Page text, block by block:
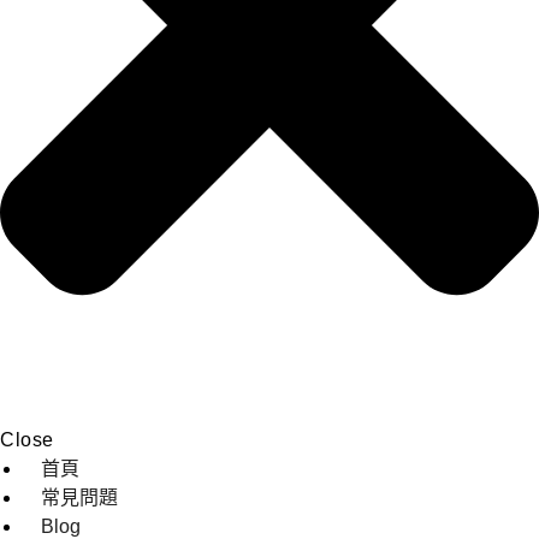
Close
首頁
常見問題
Blog